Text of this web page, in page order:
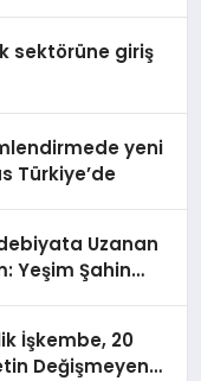
sektörüne giriş
yeni
Türkiye’de
Uzanan
Yeşim Şahin
İşkembe, 20
Değişmeyen